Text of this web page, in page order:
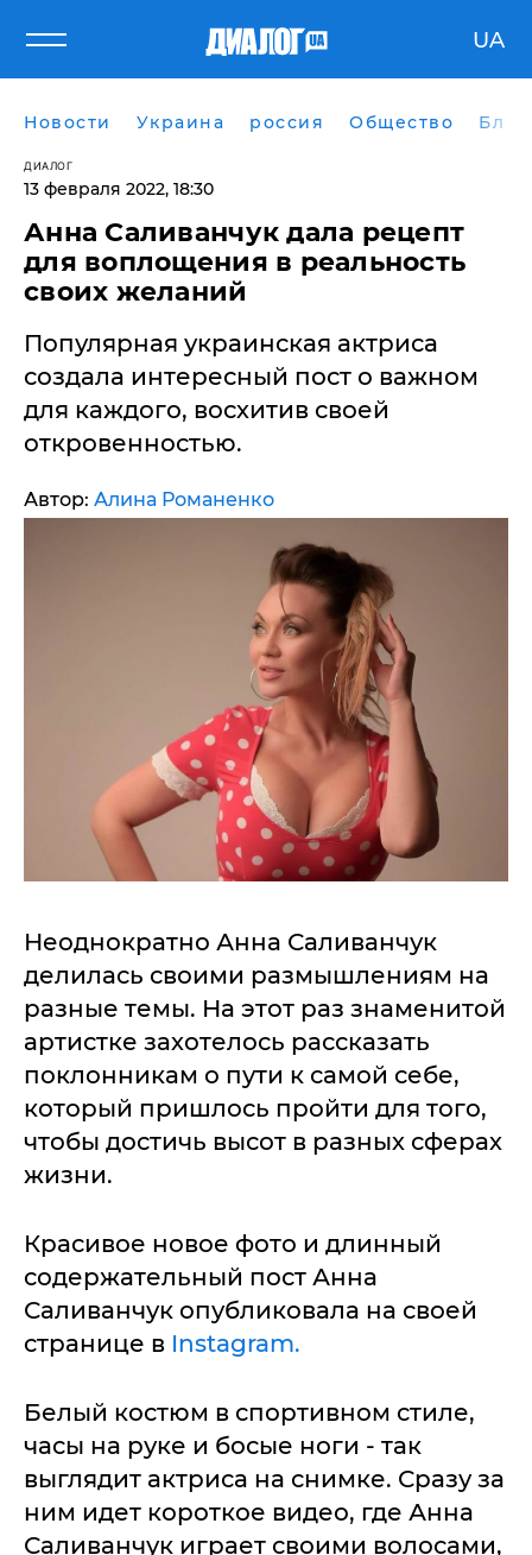
UA
Новости Украина россия Общество
ДИАЛОГ
13 февраля 2022, 18:30
Анна Саливанчук дала рецепт
для воплощения в реальность
своих желаний
Популярная украинская актриса
создала интересный пост о важном
для каждого, восхитив своей
откровенностью.
Автор: Алина Романенко
Неоднократно Анна Саливанчук
делилась своими размышлениям на
разные темы. На этот раз знаменитой
артистке захотелось рассказать
поклонникам о пути к самой себе,
который пришлось пройти для того,
чтобы достичь высот в разных сферах
жизни.
Красивое новое фото и длинный
содержательный пост Анна
Саливанчук опубликовала на своей
странице в Instagram.
Белый костюм в спортивном стиле,
часы на руке и босые ноги - так
выглядит актриса на снимке. Сразу за
ним идет короткое видео, где Анна
Саливанчук играет своими волосами,